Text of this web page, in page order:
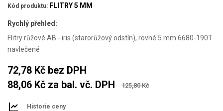
Kód produktu: FLITRY 5 MM
Rychlý přehled:
Flitry růžové AB - iris (starorůžový odstín), rovné 5 mm 6680-190T
navlečené
72,78 Kč bez DPH
88,06 Kč za bal. vč. DPH 125,80 Kč
Historie ceny